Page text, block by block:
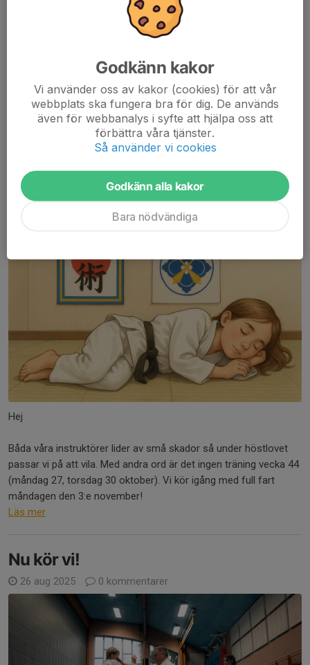
Inställd träning, torsdag 6/11!
0 kommentarer
På grund av sjukdom måste vi tyvärr ställa in träningen imorgon,
torsdag den 6/11, både för mon (barn) och kyu (vuxna). Vi
väldigt ledsna för det men vi är känsliga för sjukdom och skador
när vi bara är två instruktörer.
Läs mer
Ledigt under höstlovet
19 okt 2025 0 kommentarer
Hej
Båda våra instruktörer lider av små skador så under höstlovet
passar vi på att vila. Med andra ord är det ingen träning vecka 44
(måndag 27, torsdag 30 oktober). Vi kör igång med full fart
måndagen den 3:e november!
Läs mer
Nu kör vi!
26 aug 2025 0 kommentarer
Godkänn kakor
Vi använder oss av kakor (cookies) för att vår
webbplats ska fungera bra för dig. De används
även för webbanalys i syfte att hjälpa oss att
förbättra våra tjänster.
Så använder vi cookies
Godkänn alla kakor
Bara nödvändiga